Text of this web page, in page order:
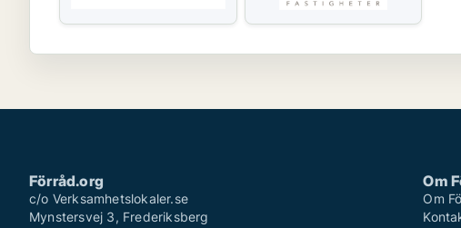
Förråd.org
c/o Verksamhetslokaler.se
Mynstersvej 3, Frederiksberg
Om
Om